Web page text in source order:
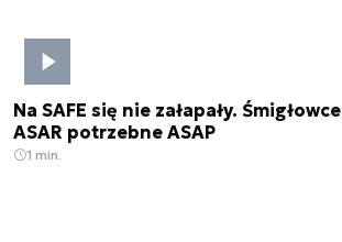
Na SAFE się nie załapały. Śmigłowce
ASAR potrzebne ASAP
1 min.